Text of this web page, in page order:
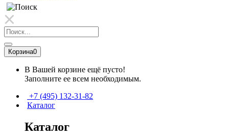
Корзина0
В Вашей корзине ещё пусто!
Заполните ее всем необходимым.
+7 (495) 132-31-82
Каталог
Каталог